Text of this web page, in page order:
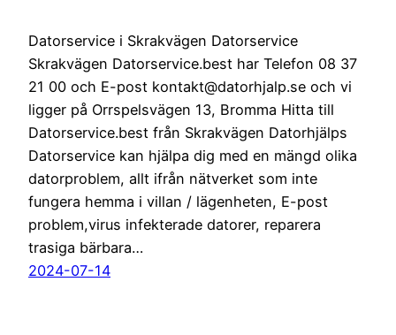
Datorservice i Skrakvägen Datorservice
Skrakvägen Datorservice.best har Telefon 08 37
21 00 och E-post kontakt@datorhjalp.se och vi
ligger på Orrspelsvägen 13, Bromma Hitta till
Datorservice.best från Skrakvägen Datorhjälps
Datorservice kan hjälpa dig med en mängd olika
datorproblem, allt ifrån nätverket som inte
fungera hemma i villan / lägenheten, E-post
problem,virus infekterade datorer, reparera
trasiga bärbara…
2024-07-14